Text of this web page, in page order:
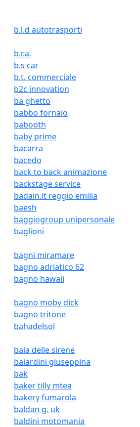
b.l.d autotrasporti
b.r.a.
b.s car
b.t. commerciale
b2c innovation
ba ghetto
babbo fornaio
babooth
baby prime
bacarra
bacedo
back to back animazione
backstage service
badain.it reggio emilia
baesh
baggiogroup unipersonale
baglioni
bagni miramare
bagno adriatico 62
bagno hawaii
bagno moby dick
bagno tritone
bahadelsol
baia delle sirene
baiardini giuseppina
bak
baker tilly mtea
bakery fumarola
baldan g. uk
baldini motomania